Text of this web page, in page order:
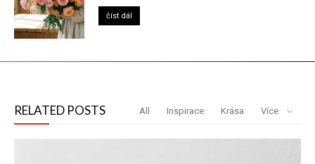
číst dál
RELATED POSTS All Inspirace Krása Více